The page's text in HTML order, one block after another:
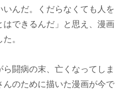
んだ。くだらなくても人を
できるんだ」と思え、漫画
。
闘病の末、亡くなってしま
のために描いた漫画が今で